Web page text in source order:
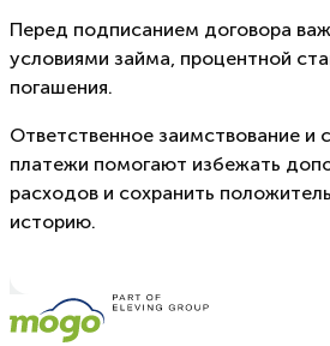
Перед подписанием договора
условиями займа, процентной
погашения.
Ответственное заимствование и
платежи помогают избежать
расходов и сохранить
историю.